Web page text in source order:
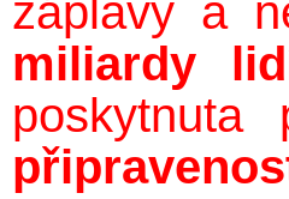
záplavy a
miliardy